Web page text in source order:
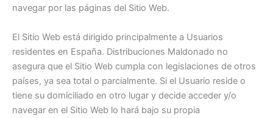
navegar por las páginas del Sitio Web.
El Sitio Web está dirigido principalmente a Usuarios
residentes en España. Distribuciones Maldonado no
asegura que el Sitio Web cumpla con legislaciones de otros
países, ya sea total o parcialmente. Si el Usuario reside o
tiene su domiciliado en otro lugar y decide acceder y/o
navegar en el Sitio Web lo hará bajo su propia